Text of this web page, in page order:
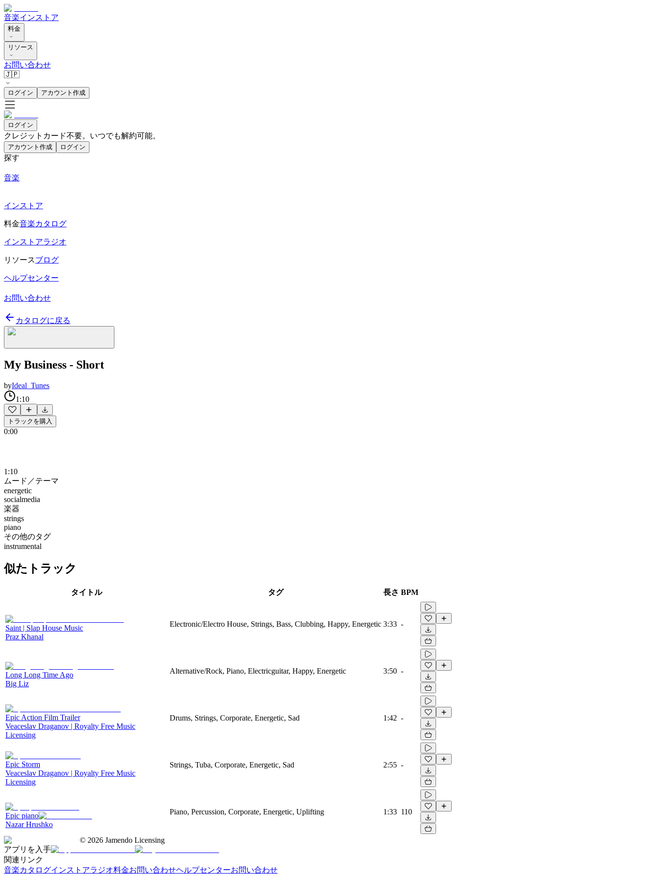
音楽インストア
料金
リソース
お問い合わせ
🇯🇵
ログイン アカウント作成
ログイン
クレジットカード不要。いつでも解約可能。
アカウント作成 ログイン
探す
音楽
インストア
料金音楽カタログ
インストアラジオ
リソースブログ
ヘルプセンター
お問い合わせ
カタログに戻る
My Business - Short
byIdeal_Tunes
1:10
トラックを購入
0:00
1:10
ムード／テーマ
energetic
socialmedia
楽器
strings
piano
その他のタグ
instrumental
似たトラック
タイトル タグ 長さ BPM
Saint | Slap House Music
Praz Khanal
Electronic/Electro House, Strings, Bass, Clubbing, Happy, Energetic 3:33 -
Long Long Time Ago
Big Liz
Alternative/Rock, Piano, Electricguitar, Happy, Energetic 3:50 -
Epic Action Film Trailer
Veaceslav Draganov | Royalty Free Music
Licensing
Drums, Strings, Corporate, Energetic, Sad 1:42 -
Epic Storm
Veaceslav Draganov | Royalty Free Music
Licensing
Strings, Tuba, Corporate, Energetic, Sad 2:55 -
Epic piano
Nazar Hrushko
Piano, Percussion, Corporate, Energetic, Uplifting 1:33 110
© 2026 Jamendo Licensing
アプリを入手
関連リンク
音楽カタログインストアラジオ料金お問い合わせヘルプセンターお問い合わせ